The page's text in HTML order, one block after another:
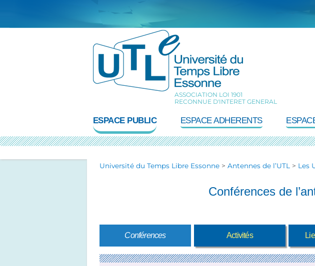
ASSOCIATION LOI 1901
RECONNUE D'INTERET GENERAL
ESPACE PUBLIC ESPACE ADHERENTS
Université du Temps Libre Essonne > Antennes de l’UTL > Les
Conférences de
Conférences Activités